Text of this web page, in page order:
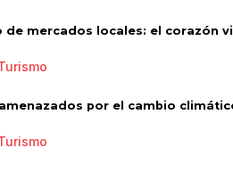
de mercados locales: el corazón
por el cambio